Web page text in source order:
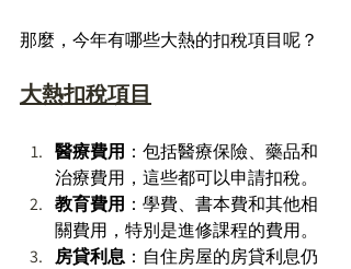
那麼，今年有哪些大熱的扣稅項目呢？
大熱扣稅項目
醫療費用 ：包括醫療保險、藥品和
治療費用，這些都可以申請扣稅。
教育費用 ：學費、書本費和其他相
關費用，特別是進修課程的費用。
房貸利息 ：自住房屋的房貸利息仍